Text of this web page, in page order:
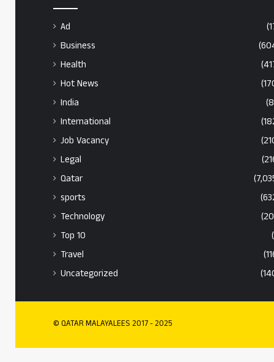
Ad
Business
Health
Hot News
India
International
Job Vacancy
Legal
Qatar
sports
Technology
Top 10
Travel
Uncategorized
© QATAR MALAYALEES 2017 - 2025